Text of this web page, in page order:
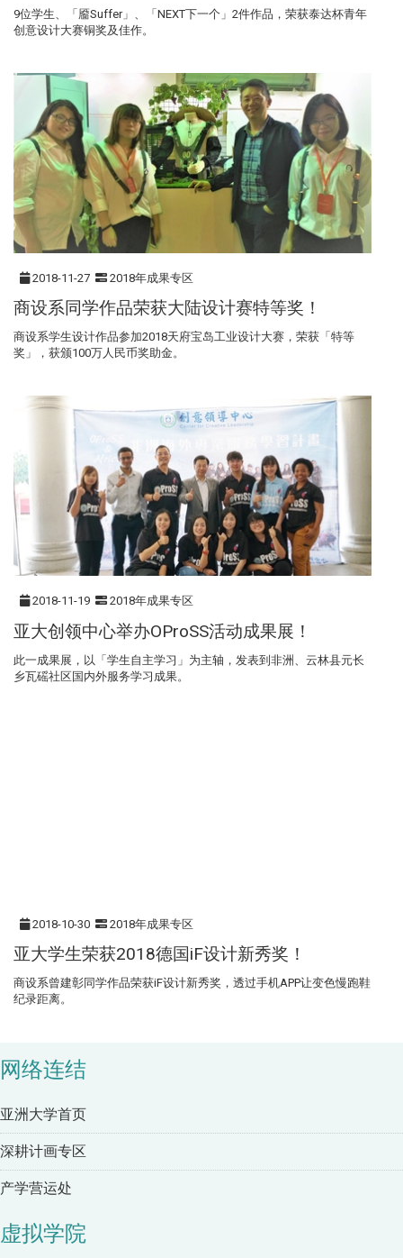
9位学生、「靥Suffer」、「NEXT下一个」2件作品，荣获泰达杯青年
创意设计大赛铜奖及佳作。
2018-11-27 2018年成果专区
商设系同学作品荣获大陆设计赛特等奖！
商设系学生设计作品参加2018天府宝岛工业设计大赛，荣获「特等
奖」，获颁100万人民币奖助金。
2018-11-19 2018年成果专区
亚大创领中心举办OProSS活动成果展！
此一成果展，以「学生自主学习」为主轴，发表到非洲、云林县元长
乡瓦磘社区国内外服务学习成果。
2018-10-30 2018年成果专区
亚大学生荣获2018德国iF设计新秀奖！
商设系曾建彰同学作品荣获iF设计新秀奖，透过手机APP让变色慢跑鞋
纪录距离。
网络连结
亚洲大学首页
深耕计画专区
产学营运处
虚拟学院